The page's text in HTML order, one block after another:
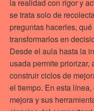
la realidad con rigor y
se trata solo de
preguntas hacerles,
transformarlos en
Desde el aula hasta la
usada permite priorizar,
construir ciclos de
el tiempo. En esta
mejora y sus